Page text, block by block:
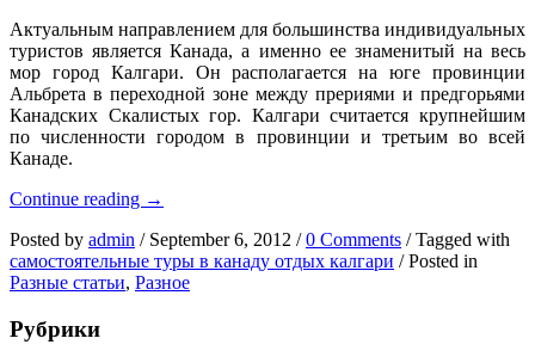
Актуальным направлением для большинства индивидуальных
туристов является Канада, а именно ее знаменитый на весь
мор город Калгари. Он располагается на юге провинции
Альбрета в переходной зоне между прериями и предгорьями
Канадских Скалистых гор. Калгари считается крупнейшим
по численности городом в провинции и третьим во всей
Канаде.
Continue reading Самостоятельные
по
Канаде
в
→
Posted by admin / September 6, 2012 / 0 Comments / Tagged with
самостоятельные туры в канаду отдых калгари / Posted in
Разные статьи, Разное
Рубрики